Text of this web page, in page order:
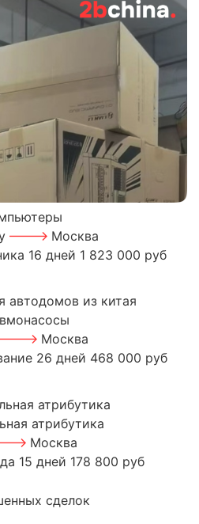
Москва
16 дней 1 823 000 руб
Москва
26 дней 468 000 руб
атрибутика
Москва
15 дней 178 800 руб
сделок